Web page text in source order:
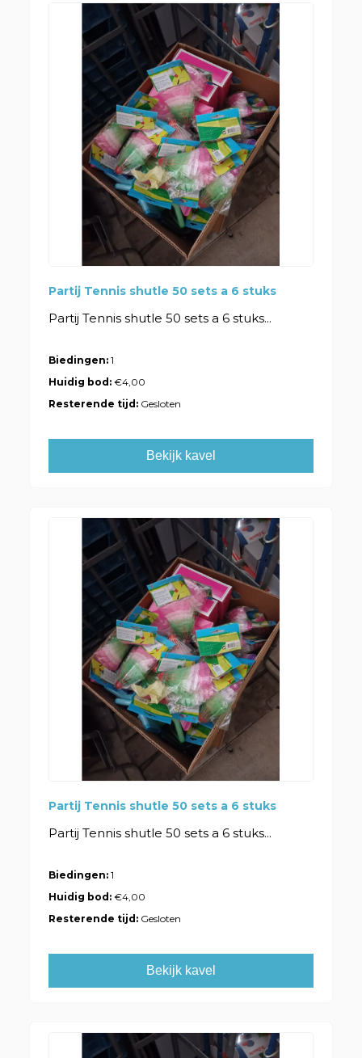
Partij Tennis shutle 50 sets a 6 stuks
Partij Tennis shutle 50 sets a 6 stuks...
Biedingen: 1
Huidig bod:€4,00
Resterende tijd: Gesloten
Bekijk kavel
Partij Tennis shutle 50 sets a 6 stuks
Partij Tennis shutle 50 sets a 6 stuks...
Biedingen: 1
Huidig bod:€4,00
Resterende tijd: Gesloten
Bekijk kavel